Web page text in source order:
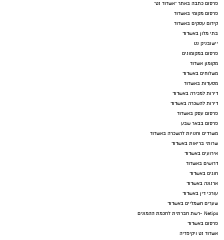
פרסום כתבה באתר "אשדוד נט"
פרסום מקומי באשדוד
קידום עסקים באשדוד
בתי מלון באשדוד
יישובניק נט
פרסום במקומונים
מקומון אשדוד
משלוחים באשדוד
מסעדות באשדוד
דירות למכירה באשדוד
דירות להשכרה באשדוד
פרסום עסק באשדוד
פרסום בבאר שבע
משרדים וחנויות להשכרה באשדוד
שרותי בריאות באשדוד
אירועים באשדוד
דרושים באשדוד
חוגים באשדוד
ארנונה באשדוד
עורכי דין באשדוד
שערים חשמליים באשדוד
Netips -רשת חברתית לחכמת ההמונים
פרסום באשדוד
אשדוד נט ויקיפדיה